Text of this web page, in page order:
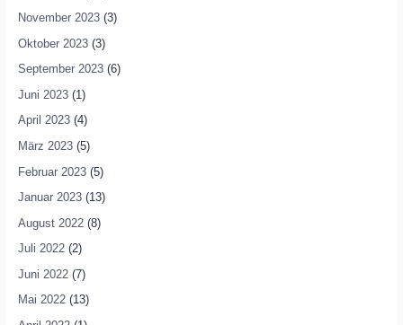
November 2023(3)
Oktober 2023(3)
September 2023(6)
Juni 2023(1)
April 2023(4)
März 2023(5)
Februar 2023(5)
Januar 2023(13)
August 2022(8)
Juli 2022(2)
Juni 2022(7)
Mai 2022(13)